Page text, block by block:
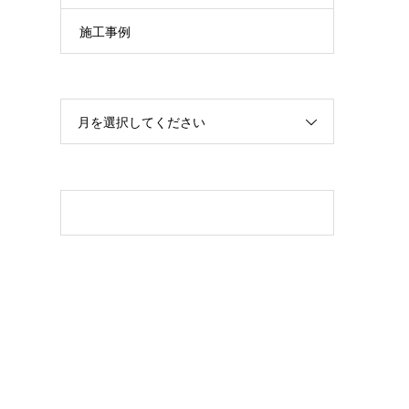
施工事例
月を選択してください